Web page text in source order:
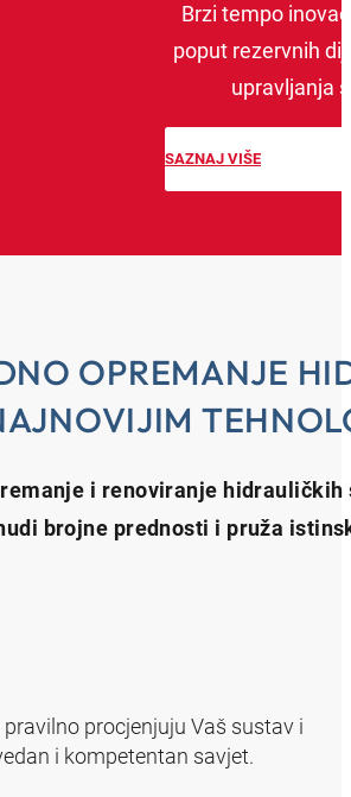
Brzi tempo
poput rezervnih
upravljanja
SAZNAJ VIŠE
OPREMANJE
i renoviranje
nudi brojne prednosti i pruža
procjenjuju Vaš sustav i
i kompetentan savjet.